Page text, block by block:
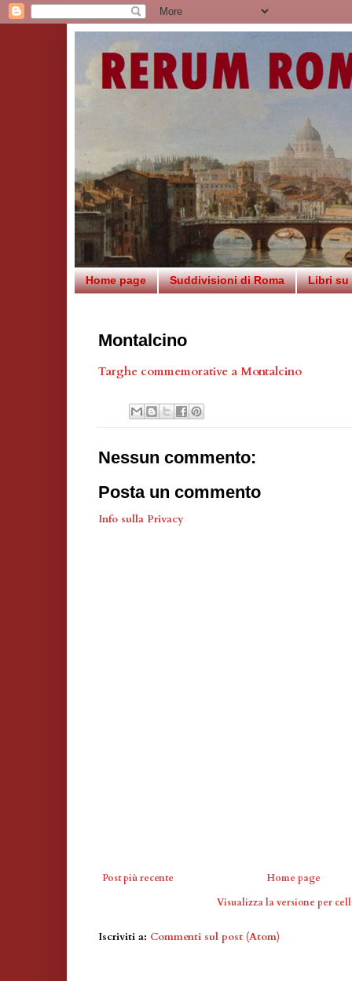
Home page Suddivisioni di Roma Libri su
Montalcino
Targhe commemorative a Montalcino
Nessun commento:
Posta un commento
Info sulla Privacy
Post più recente
Home page
Visualizza la versione per
Iscriviti a: Commenti sul post (Atom)